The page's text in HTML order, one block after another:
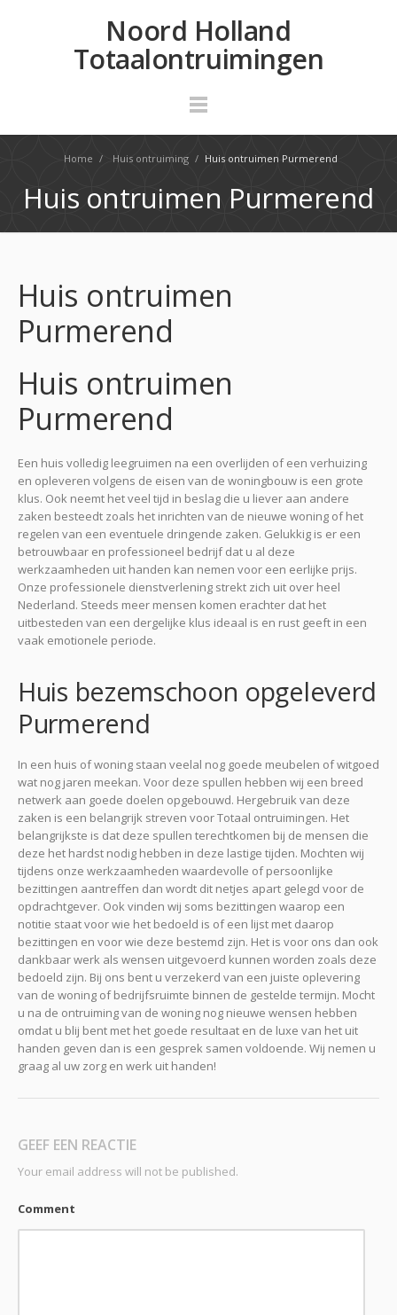
Noord Holland
Totaalontruimingen
Home / Huis ontruiming / Huis ontruimen Purmerend
Huis ontruimen Purmerend
Huis ontruimen
Purmerend
Huis ontruimen
Purmerend
Een huis volledig leegruimen na een overlijden of een verhuizing
en opleveren volgens de eisen van de woningbouw is een grote
klus. Ook neemt het veel tijd in beslag die u liever aan andere
zaken besteedt zoals het inrichten van de nieuwe woning of het
regelen van een eventuele dringende zaken. Gelukkig is er een
betrouwbaar en professioneel bedrijf dat u al deze
werkzaamheden uit handen kan nemen voor een eerlijke prijs.
Onze professionele dienstverlening strekt zich uit over heel
Nederland. Steeds meer mensen komen erachter dat het
uitbesteden van een dergelijke klus ideaal is en rust geeft in een
vaak emotionele periode.
Huis bezemschoon opgeleverd
Purmerend
In een huis of woning staan veelal nog goede meubelen of witgoed
wat nog jaren meekan. Voor deze spullen hebben wij een breed
netwerk aan goede doelen opgebouwd. Hergebruik van deze
zaken is een belangrijk streven voor Totaal ontruimingen. Het
belangrijkste is dat deze spullen terechtkomen bij de mensen die
deze het hardst nodig hebben in deze lastige tijden. Mochten wij
tijdens onze werkzaamheden waardevolle of persoonlijke
bezittingen aantreffen dan wordt dit netjes apart gelegd voor de
opdrachtgever. Ook vinden wij soms bezittingen waarop een
notitie staat voor wie het bedoeld is of een lijst met daarop
bezittingen en voor wie deze bestemd zijn. Het is voor ons dan ook
dankbaar werk als wensen uitgevoerd kunnen worden zoals deze
bedoeld zijn. Bij ons bent u verzekerd van een juiste oplevering
van de woning of bedrijfsruimte binnen de gestelde termijn. Mocht
u na de ontruiming van de woning nog nieuwe wensen hebben
omdat u blij bent met het goede resultaat en de luxe van het uit
handen geven dan is een gesprek samen voldoende. Wij nemen u
graag al uw zorg en werk uit handen!
GEEF EEN REACTIE
Your email address will not be published.
Comment